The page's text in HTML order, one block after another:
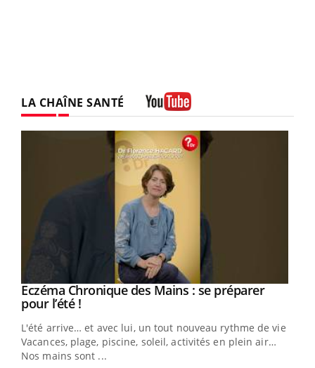
LA CHAÎNE SANTÉ
Youtube
Eczéma Chronique des Mains : se préparer
pour l’été !Youtube
L'été arrive… et avec lui, un tout nouveau rythme de vie !
Vacances, plage, piscine, soleil, activités en plein air…
Nos mains sont ...